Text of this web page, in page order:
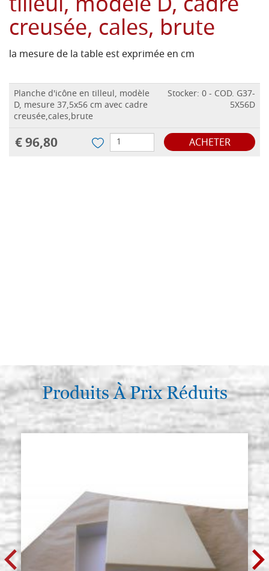
creusée, cales, brute
la mesure de la table est exprimée en cm
Planche d'icône en tilleul, modèle
D, mesure 37,5x56 cm avec cadre
creusée,cales,brute
Stocker: 0 - COD. G37-
5X56D
€ 96,80 ACHETER
Produits À Prix Réduits